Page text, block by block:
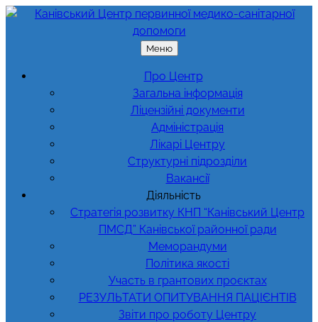
Перейти
Меню
Про Центр
Загальна інформація
Ліцензійні документи
Адміністрація
Лікарі Центру
Структурні підрозділи
Вакансії
Діяльність
Стратегія розвитку КНП “Канівський Центр
ПМСД” Канівської районної ради
Меморандуми
Політика якості
Участь в грантових проєктах
РЕЗУЛЬТАТИ ОПИТУВАННЯ ПАЦІЄНТІВ
Звіти про роботу Центру